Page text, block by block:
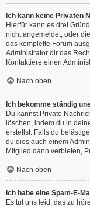
Ich kann keine Privaten
Hierfür kann es drei
nicht angemeldet, oder
das komplette Forum
Administrator dir das
Kontaktiere einen
Nach oben
Ich bekomme ständig
Du kannst Private
löschen, indem du in
erstellst. Falls du
du dies auch einem
Mitglied dann verbieten,
Nach oben
Ich habe eine Spam-E-
Es tut uns leid, das zu